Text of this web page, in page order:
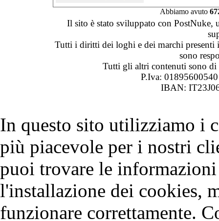
Abbiamo avuto
Il sito è stato sviluppato con PostNuke,
Tutti i diritti dei loghi e dei marchi
sono
Tutti gli altri contenuti sono
P.Iva:
IBAN:
In questo sito utilizziamo i
più piacevole per i nostri
puoi trovare le
l'installazione dei cookies,
funzionare correttamente.